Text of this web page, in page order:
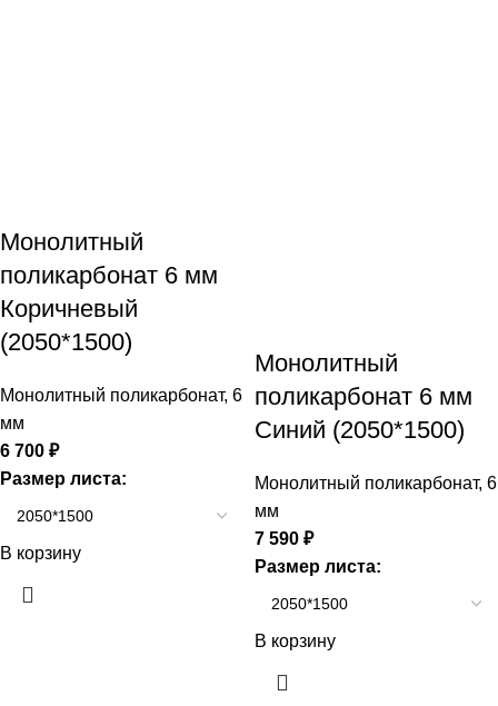
Монолитный
поликарбонат 6 мм
Коричневый
(2050*1500)
Монолитный поликарбонат, 6
мм
6 700 ₽
Размер листа:
В корзину
Монолитный
поликарбонат 6 мм
Синий (2050*1500)
Монолитный поликарбонат, 6
мм
7 590 ₽
Размер листа:
В корзину